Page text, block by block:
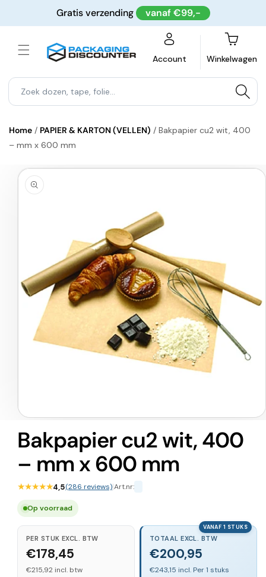
content
Gratis verzending vanaf €99,-
Account Winkelwagen
Home / PAPIER & KARTON (VELLEN) / Bakpapier cu2 wit, 400
– mm x 600 mm
direct naar
1
openen
in
Bakpapier cu2 wit, 400
– mm x 600 mm
★★★★★4,5(286 reviews)|Art.nr:
Op voorraad
PER STUK EXCL. BTW
€178,45
€215,92 incl. btw
VANAF 1 STUKS
TOTAAL EXCL. BTW
€200,95
€243,15 incl. Per 1 stuks